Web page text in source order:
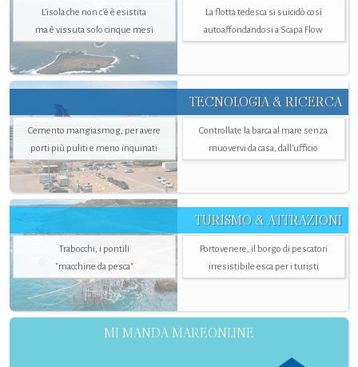
L’isola che non c'è è esistita
ma è vissuta solo cinque mesi
La flotta tedesca si suicidò così
autoaffondandosi a Scapa Flow
TECNOLOGIA & RICERCA
Cemento mangiasmog, per avere
porti più puliti e meno inquinati
Controllate la barca al mare senza
muovervi da casa, dall’ufficio
TURISMO & ATTRAZIONI
Trabocchi, i pontili
"macchine da pesca"
Portovenere, il borgo di pescatori
irresistibile esca per i turisti
MI MANDA MAREONLINE